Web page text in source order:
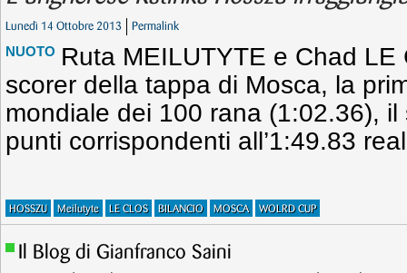
Lunedì 14 Ottobre 2013 Permalink
NUOTO Ruta MEILUTYTE e Chad
scorer della tappa di Mosca, la
mondiale dei 100 rana (1:02.36),
punti corrispondenti all’1:49.83
HOSSZU Meilutyte LE CLOS BILANCIO MOSCA WOLRD CUP
Il Blog di Gianfranco Saini